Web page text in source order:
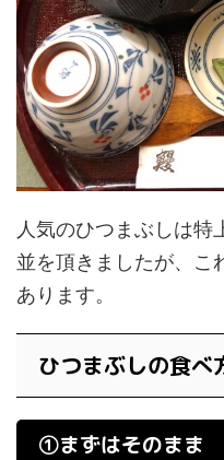
人気のひつまぶしは特
並を頂きましたが、こ
あります。
ひつまぶしの食べ
①まずはそのまま